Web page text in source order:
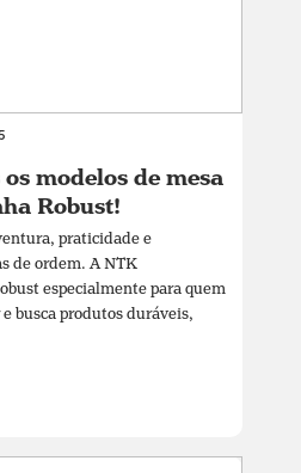
modelos de mesa
Robust!
praticidade e
de ordem. A NTK
especialmente para quem
busca produtos duráveis,